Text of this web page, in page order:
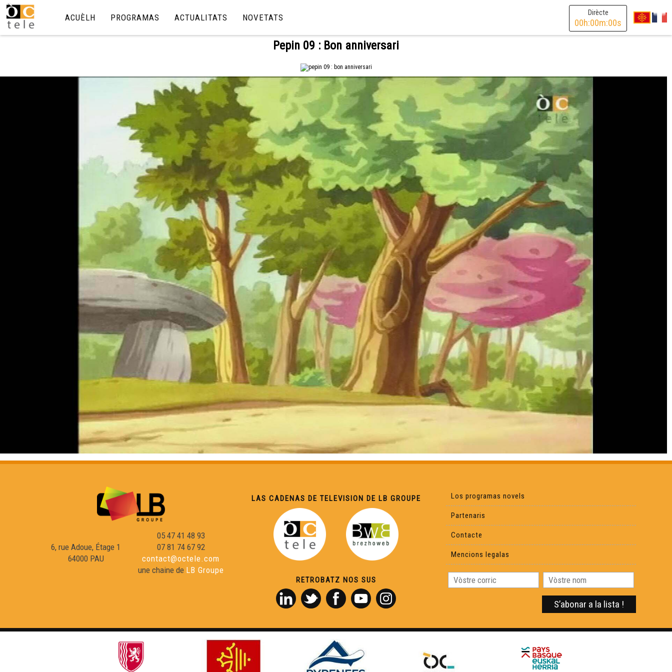
Dirècte
00h:00m:00s
ACUÈLH PROGRAMAS ACTUALITATS NOVETATS
Pepin 09 : Bon anniversari
6, rue Adoue, Étage 1
64000 PAU
05 47 41 48 93
07 81 74 67 92
contact@octele.com
une chaine de LB Groupe
LAS CADENAS DE TELEVISION DE LB GROUPE
RETROBATZ NOS SUS
Los programas novels
Partenaris
Contacte
Mencions legalas